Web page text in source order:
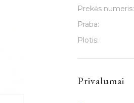
Prekės numeris:
Praba:
Plotis:
Privalumai